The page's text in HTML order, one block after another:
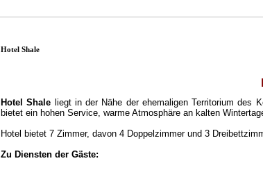
Hotel Shale
Hotel Shale liegt in der Nähe der ehemaligen Territorium des
bietet ein hohen Service, warme Atmosphäre an kalten
Hotel bietet 7 Zimmer, davon 4 Doppelzimmer und 3
Zu Diensten der Gäste: